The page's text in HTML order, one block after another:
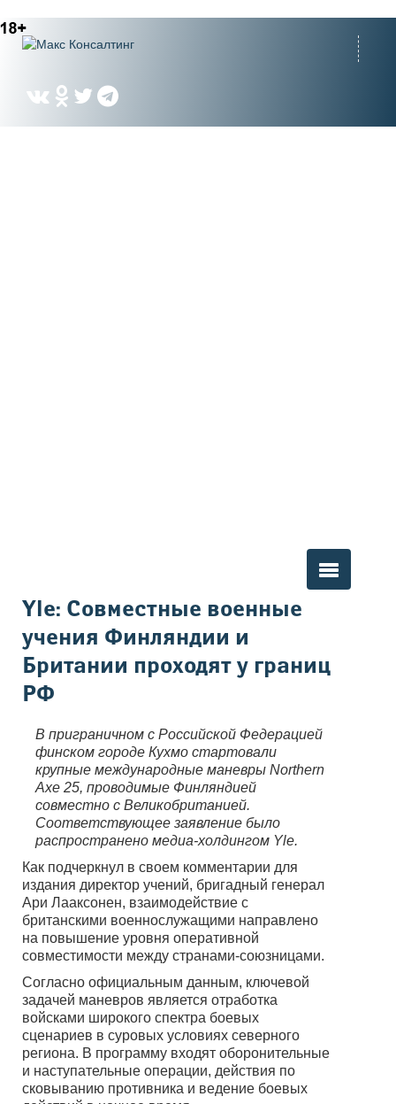
Вы здесь
Yle: Совместные военные
учения Финляндии и
Британии проходят у границ
РФ
В приграничном с Российской Федерацией
финском городе Кухмо стартовали
крупные международные маневры Northern
Axe 25, проводимые Финляндией
совместно с Великобританией.
Соответствующее заявление было
распространено медиа-холдингом Yle.
Как подчеркнул в своем комментарии для
издания директор учений, бригадный генерал
Ари Лааксонен, взаимодействие с
британскими военнослужащими направлено
на повышение уровня оперативной
совместимости между странами-союзницами.
Согласно официальным данным, ключевой
задачей маневров является отработка
войсками широкого спектра боевых
сценариев в суровых условиях северного
региона. В программу входят оборонительные
и наступательные операции, действия по
сковыванию противника и ведение боевых